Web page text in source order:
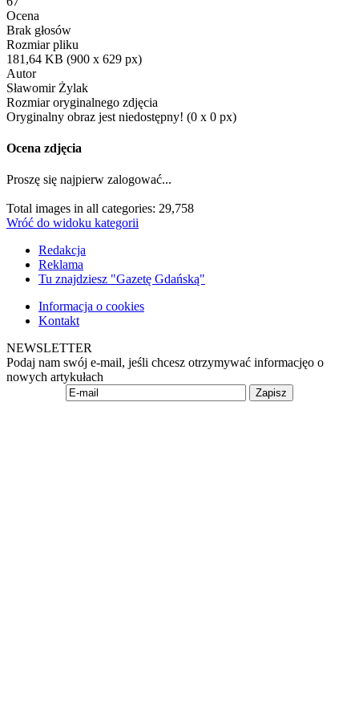
Ocena
Brak głosów
Rozmiar pliku
181,64 KB (900 x 629 px)
Autor
Sławomir Żylak
Rozmiar oryginalnego zdjęcia
Oryginalny obraz jest niedostępny! (0 x 0 px)
Ocena zdjęcia
Proszę się najpierw zalogować...
Total images in all categories: 29,758
Wróć do widoku kategorii
Redakcja
Reklama
Tu znajdziesz "Gazetę Gdańską"
Informacja o cookies
Kontakt
NEWSLETTER
Podaj nam swój e-mail, jeśli chcesz otrzymywać informacjęo o
nowych artykułach
Zapisz